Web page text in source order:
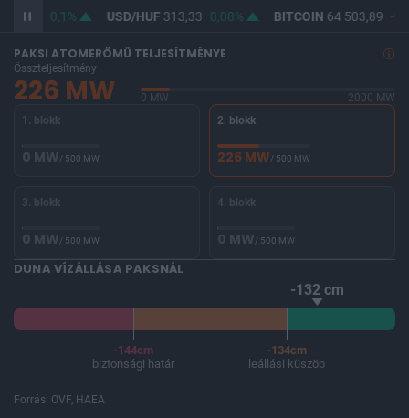
362,09 0,1% USD/HUF313,33 0,08% BITCOIN64 503,89 -
PAKSI ATOMERŐMŰ TELJESÍTMÉNYE
Összteljesítmény
226 MW 0 MW
2000 MW
1. blokk
0 MW/ 500 MW
2. blokk
226 MW/ 500 MW
3. blokk
0 MW/ 500 MW
4. blokk
0 MW/ 500 MW
DUNA VÍZÁLLÁSA PAKSNÁL
-132 cm
-144cm
biztonsági határ
-134cm
leállási küszöb
Forrás: OVF, HAEA